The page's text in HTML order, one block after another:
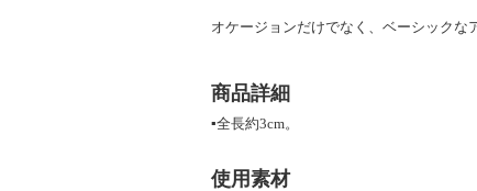
オケージョンだけでなく、ベーシックな
商品詳細
▪全長約3cm。
使用素材